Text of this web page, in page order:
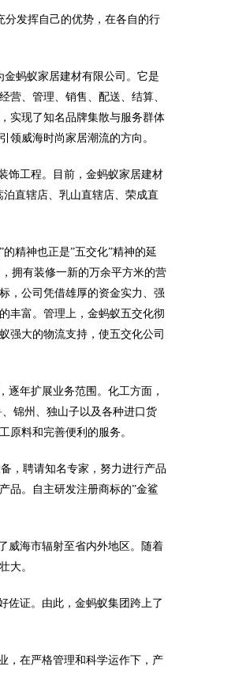
分发挥自己的优势，在各自的行
蚂蚁家居建材有限公司。它是
营、管理、销售、配送、结算、
实现了知名品牌集散与服务群体
领威海时尚家居潮流的方向。
饰工程。目前，金蚂蚁家居建材
直辖店、乳山直辖店、荣成直
精神也正是”五交化”精神的延
拥有装修一新的万余平方米的营
，公司凭借雄厚的资金实力、强
丰富。管理上，金蚂蚁五交化彻
强大的物流支持，使五交化公司
年扩展业务范围。化工方面，
锦州、独山子以及各种进口货
原料和完善便利的服务。
，聘请知名专家，努力进行产品
品。自主研发注册商标的”金鲨
威海市辐射至省内外地区。随着
大。
佐证。由此，金蚂蚁集团跨上了
，在严格管理和科学运作下，产